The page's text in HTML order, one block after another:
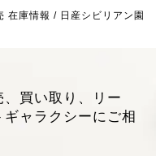
在庫情報 / 日産シビリアン園
買い取り、リー
ギャラクシーにご相